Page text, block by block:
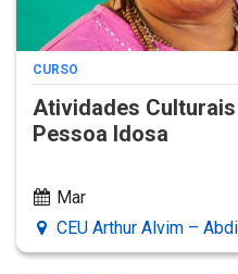
CURSO
Atividades
Pessoa Idosa
Mar
CEU Arthur Alvim –